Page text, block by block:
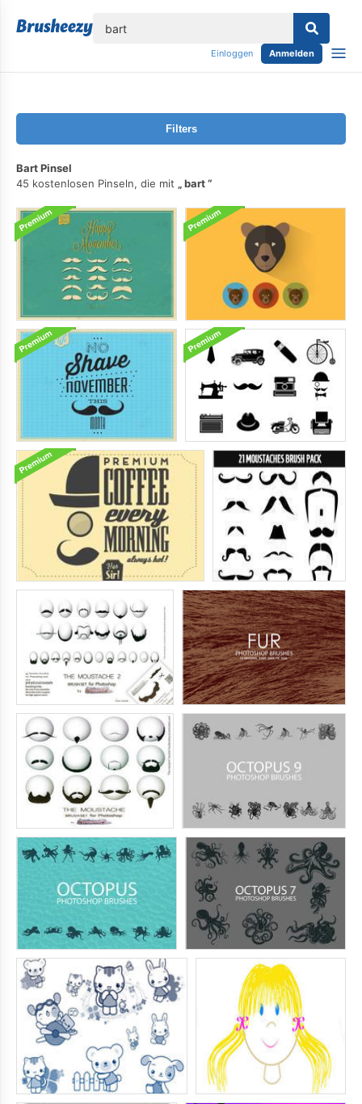
Einloggen Anmelden
Filters
Bart Pinsel
45 kostenlosen Pinseln, die mit
bart